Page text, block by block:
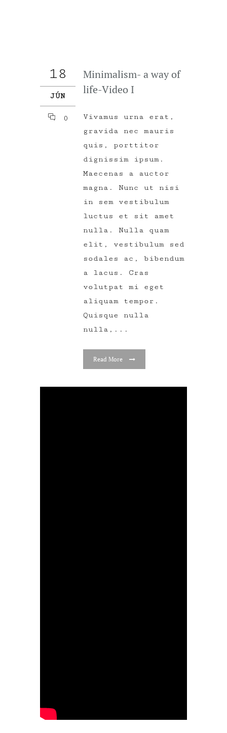
18
JÚN
0
Minimalism- a way of
life-Video I
Vivamus urna erat,
gravida nec mauris
quis, porttitor
dignissim ipsum.
Maecenas a auctor
magna. Nunc ut nisi
in sem vestibulum
luctus et sit amet
nulla. Nulla quam
elit, vestibulum sed
sodales ac, bibendum
a lacus. Cras
volutpat mi eget
aliquam tempor.
Quisque nulla
nulla,...
Read More